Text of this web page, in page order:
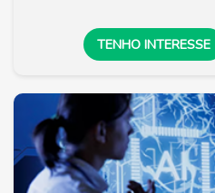
TENHO INTERESSE